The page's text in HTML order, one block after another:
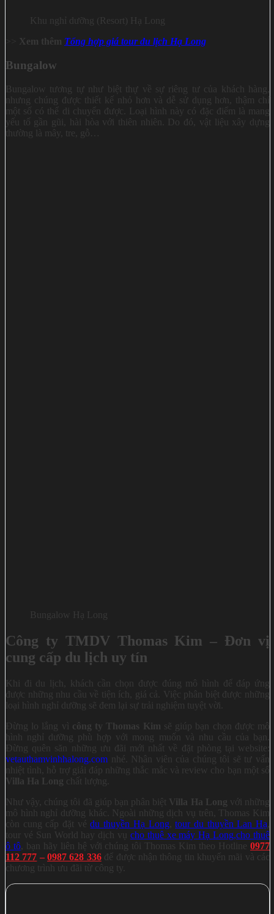
Khu nghỉ dưỡng (Resort) Hạ Long
Xem thêm Tổng hợp giá tour du lịch Hạ Long
Bungalow
Bungalow tương tự như biệt thự về sự riêng tư của khách hàng,
nhưng chúng được thiết kế nhỏ hơn và dễ sử dụng hơn, thậm chí
một số có thể di chuyển được. Loại hình này có đặc điểm là mang
yếu tố gần gũi, hài hòa với thiên nhiên. Do đó, vật liệu xây dựng
thường là mây, tre, gỗ…
Bungalow Hạ Long
Công ty TMDV Thomas Kim – Đơn vị
cung cấp du lịch uy tín
Khi đi du lịch, khách cần chọn được đúng mô hình để đáp ứng
được những nhu cầu về tiện ích, giá cả. Việc phân biệt được những
loại hình nghỉ dưỡng sẽ đem lại sự trải nghiệm tuyệt vời.
Đừng lo lắng vì công ty Thomas Kim sẽ giúp bạn chọn được mô
hình nghỉ dưỡng phù hợp với mong muốn và nhu cầu của bạn.
Đừng quên săn những ưu đãi mới nhất về đặt phòng tại website:
vetauthamvinhhalong.com nhé. Nhân viên của chúng tôi sẽ tư vấn
nhiệt tình, hỗ trợ giải đáp những thắc mắc và review cho bạn một số
Villa Ha Long chất lượng.
Như vậy, chúng tôi đã giúp bạn phân biệt Villa Ha Long với những
mô hình nghỉ dưỡng khác. Ngoài những dịch vụ trên, Thomas Kim
còn cung cấp đặt védu thuyền Hạ Long,tour du thuyền Lan Hạ
tour vé Sun World hay dịch vụ cho thuê xe máy Hạ Long,cho thuê
ô tô, bạn hãy liên hệ với chúng tôi Thomas Kim theo Hotline0977
112 777 –0987 628 336để được nhận thông tin khuyến mãi và các
chương trình ưu đãi từ công ty.